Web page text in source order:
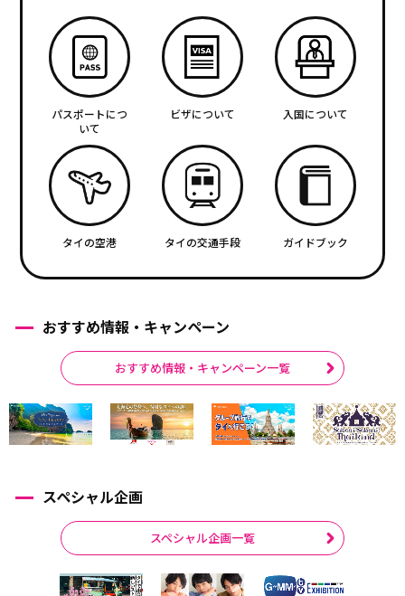
パスポートにつ
いて
ビザについて 入国について
タイの空港 タイの交通手段 ガイドブック
おすすめ情報・キャンペーン
おすすめ情報・キャンペーン一覧
スペシャル企画
スペシャル企画一覧